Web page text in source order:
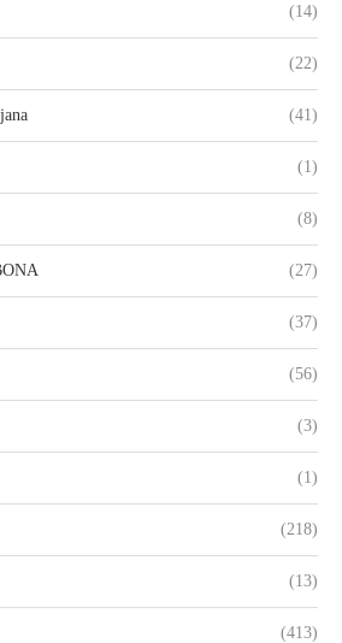
(14)
(22)
(41)
(1)
(8)
(27)
(37)
(56)
(3)
(1)
(218)
(13)
(413)